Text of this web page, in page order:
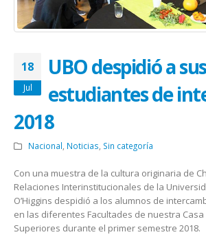
18
Jul
UBO despidió a
estudiantes de
2018
Nacional Noticias Sin categoría
Con una muestra de la cultura originaria de
Relaciones Interinstitucionales de la
O’Higgins despidió a los alumnos de
en las diferentes Facultades de nuestra Casa
Superiores durante el primer semestre 2018.